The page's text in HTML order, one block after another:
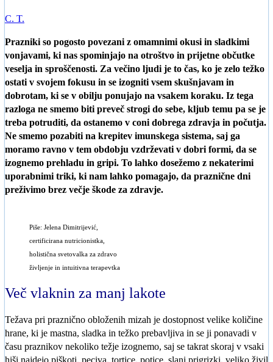
C. T.
Prazniki so pogosto povezani z omamnimi okusi in sladkimi
vonjavami, ki nas spominjajo na otroštvo in prijetne občutke
veselja in sproščenosti. Za večino ljudi je to čas, ko je zelo težko
ostati v svojem fokusu in se izogniti vsem skušnjavam in
dobrotam, ki se v obilju ponujajo na vsakem koraku. Iz tega
razloga ne smemo biti preveč strogi do sebe, kljub temu pa se je
treba potruditi, da ostanemo v coni dobrega zdravja in počutja.
Ne smemo pozabiti na krepitev imunskega sistema, saj ga
moramo ravno v tem obdobju vzdrževati v dobri formi, da se
izognemo prehladu in gripi. To lahko dosežemo z nekaterimi
uporabnimi triki, ki nam lahko pomagajo, da praznične dni
preživimo brez večje škode za zdravje.
Piše: Jelena Dimitrijević,
certificirana nutricionistka,
holistična svetovalka za zdravo
življenje in intuitivna terapevtka
Več vlaknin za manj lakote
Težava pri praznično obloženih mizah je dostopnost velike količine
hrane, ki je mastna, sladka in težko prebavljiva in se ji ponavadi v
času praznikov nekoliko težje izognemo, saj se takrat skoraj v vsaki